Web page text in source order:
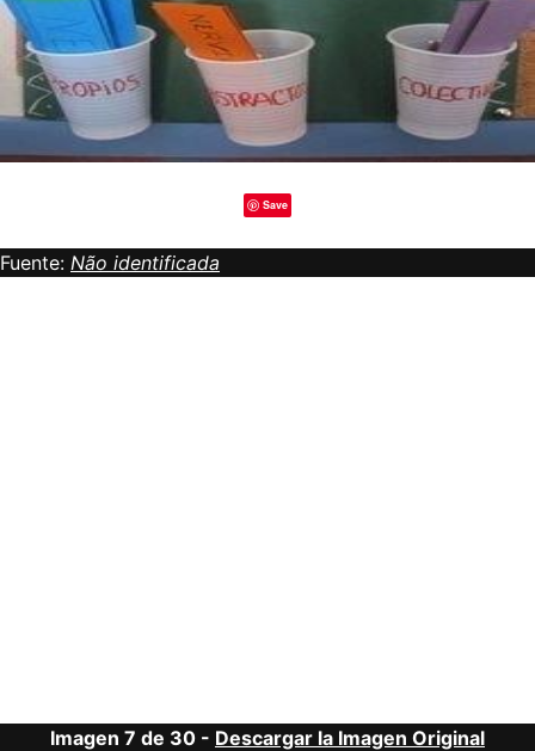
Save
Fuente: Não identificada
Imagen 7 de 30 - Descargar la Imagen Original